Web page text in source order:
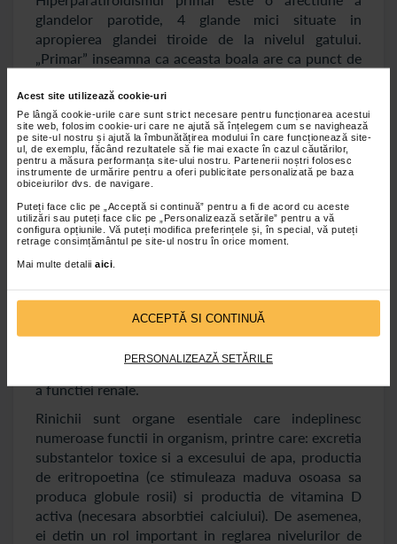
Acest site utilizează cookie-uri
Pe lângă cookie-urile care sunt strict necesare pentru funcționarea acestui
site web, folosim cookie-uri care ne ajută să înțelegem cum se navighează
pe site-ul nostru și ajută la îmbunătățirea modului în care funcționează site-
ul, de exemplu, făcând rezultatele să fie mai exacte în cazul căutărilor,
pentru a măsura performanța site-ului nostru. Partenerii noștri folosesc
instrumente de urmărire pentru a oferi publicitate personalizată pe baza
obiceiurilor dvs. de navigare.
Puteți face clic pe „Acceptă si continuă” pentru a fi de acord cu aceste
utilizări sau puteți face clic pe „Personalizează setările” pentru a vă
configura opțiunile. Vă puteți modifica preferințele și, în special, vă puteți
retrage consimțământul pe site-ul nostru în orice moment.
Mai multe detalii aici
ACCEPTĂ SI CONTINUĂ
PERSONALIZEAZĂ SETĂRILE
glandelor parotide, 4 glande mici situate in
apropierea glandei tiroide de la nivelul gatului.
„Primar” inseamna ca aceasta boala are ca punct de
alta problema de sanatate precum boala cronica de
rinichi (in acest caz denumindu-se
hiperparatiroidism secundar). In cadrul acestei
afectiuni, una sau mai multe glande paratiroide
secreta prea mult hormon paratiroidian (PTH). Acest
hormon creste nivelul de calciu din sange prin
scoaterea calciului din oase si prin cresterea
cantitatii de calciu absorbita din intestin. Astfel,
densitatea oaselor va scadea si ele vor deveni mai
fragile si mai predispuse la fracturi.
Boala cronica de rinichi
Boala cronica de rinichi este o afectiune
caracterizata prin pierderea progresiva si ireversibila
a functiei renale.
Rinichii sunt organe esentiale care indeplinesc
numeroase functii in organism, printre care: excretia
substantelor toxice si a excesului de apa, productia
de eritropoetina (ce stimuleaza maduva osoasa sa
produca globule rosii) si productia de vitamina D
activa (necesara absorbtiei calciului). De asemenea,
ei detin un rol important in reglarea nivelurilor de